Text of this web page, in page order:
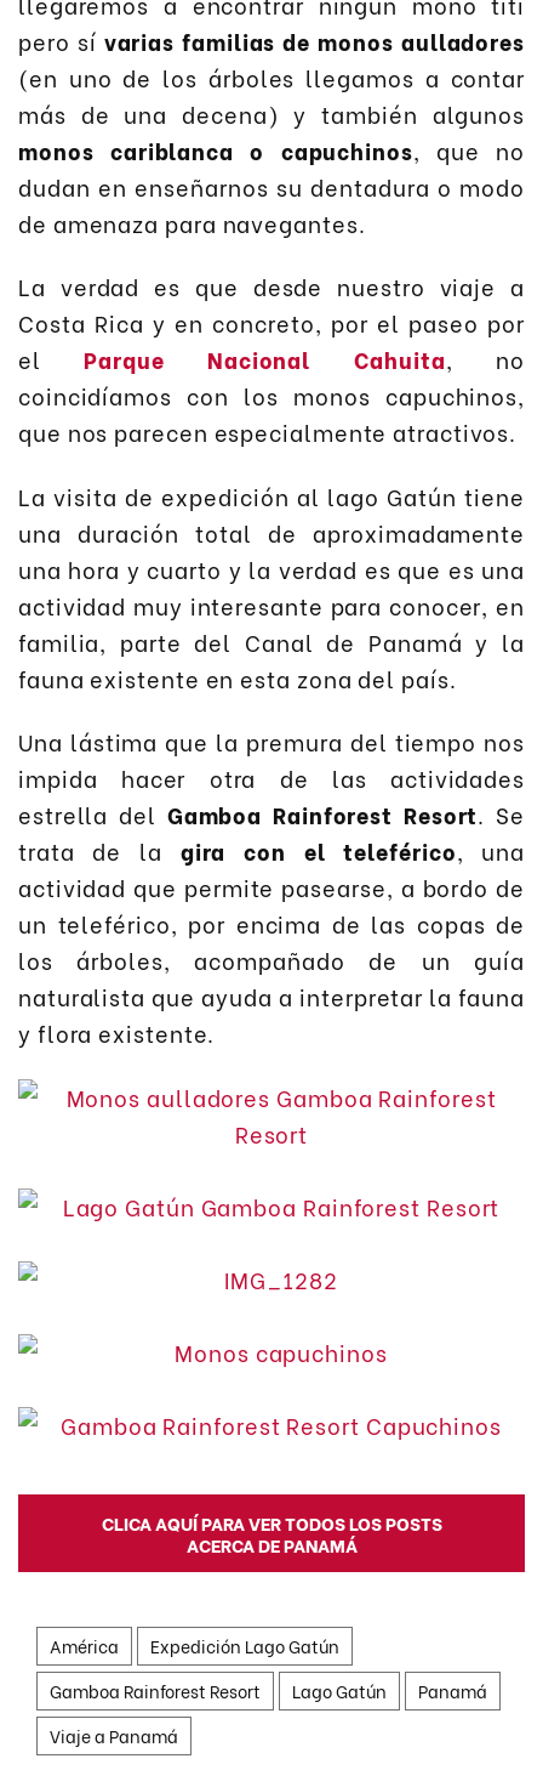
pero sí varias familias de monos aulladores
(en uno de los árboles llegamos a contar
más de una decena) y también algunos
monos cariblanca o capuchinos, que no
dudan en enseñarnos su dentadura o modo
de amenaza para navegantes.
La verdad es que desde nuestro viaje a
Costa Rica y en concreto, por el paseo por
el Parque Nacional Cahuita, no
coincidíamos con los monos capuchinos,
que nos parecen especialmente atractivos.
La visita de expedición al lago Gatún tiene
una duración total de aproximadamente
una hora y cuarto y la verdad es que es una
actividad muy interesante para conocer, en
familia, parte del Canal de Panamá y la
fauna existente en esta zona del país.
Una lástima que la premura del tiempo nos
impida hacer otra de las actividades
estrella del Gamboa Rainforest Resort. Se
trata de la gira con el teleférico, una
actividad que permite pasearse, a bordo de
un teleférico, por encima de las copas de
los árboles, acompañado de un guía
naturalista que ayuda a interpretar la fauna
y flora existente.
CLICA AQUÍ PARA VER TODOS LOS POSTS
ACERCA DE PANAMÁ
América
Expedición Lago Gatún
Gamboa Rainforest Resort
Lago Gatún
Panamá
Viaje a Panamá